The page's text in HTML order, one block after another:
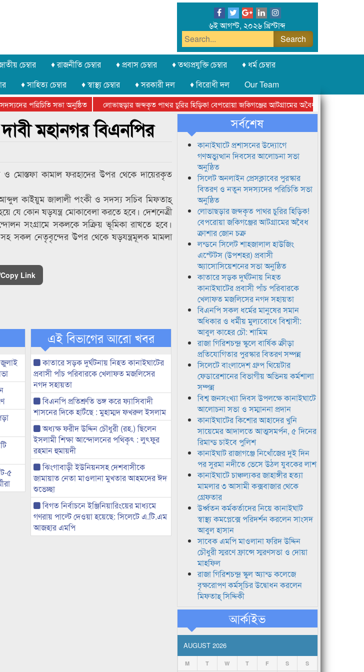
৬ই আগস্ট, ২০২৬ খ্রিস্টাব্দ
চেম্বার ♦ রাজনীতি চেম্বার ♦ প্রবাস চেম্বার ♦ তথ্যপ্রযুক্তি চেম্বার
♦ ধর্ম চেম্বার
♦ সাহিত্য চেম্বার ♦ স্বাস্থ্য চেম্বার ♦ সরকারী দল ♦ বিরোধী দল
Our Team
পরিচিতি সভা অনুষ্ঠিত
লোভাছড়ার জব্দকৃত পাথর চুরির হিড়িক! বেপরোয়া জকিগঞ্জের আটগ্রামের অবৈধ ক্রাশার জোন চক্র
৫ দিনের রিমান্ড চাইবে পুলিশ
মহানগর বিএনপির
মোস্তফা কামাল ফরহাদের উপর থেকে দায়েরকৃত
কাইয়ুম জালালী পংকী ও সদস্য সচিব মিফতাহ্
যে কোন ষড়যন্ত্র মোকাবেলা করতে হবে। দেশনেত্রী
সংগ্রামে সকলকে সক্রিয় ভূমিকা রাখতে হবে।
সকল নেতৃবৃন্দের উপর থেকে ষড়যন্ত্রমূলক মামলা
Copy Link
৫
এই বিভাগের আরো খবর
কাতারে সড়ক দুর্ঘটনায় নিহত কানাইঘাটের
প্রবাসী পাঁচ পরিবারকে খেলাফত মজলিসের
নগদ সহায়তা
বিএনপি প্রতিশ্রুতি ভঙ্গ করে ফ্যাসিবাদী
শাসনের দিকে হাটঁছে : মুহাম্মদ ফখরুল ইসলাম
অধ্যক্ষ ফরীদ উদ্দিন চৌধুরী (রহ.) ছিলেন
ইসলামী শিক্ষা আন্দোলনের পথিকৃৎ : লুৎফুর
রহমান হুমায়দী
ঝিংগাবাড়ী ইউনিয়নসহ দেশবাসীকে
জামায়াত নেতা মাওলানা মুখতার আহমদের ঈদ
শুভেচ্ছা
বিগত নির্বাচনে ইঞ্জিনিয়ারিংয়ের মাধ্যমে
গণরায় পাল্টে দেওয়া হয়েছে: সিলেটে এ.টি.এম
আজহার এমপি
সর্বশেষ
কানাইঘাটে প্রশাসনের উদ্যোগে
গণঅভ্যুত্থান দিবসের আলোচনা সভা
অনুষ্ঠিত
সিলেট অনলাইন প্রেসক্লাবের পুরস্কার
বিতরণ ও নতুন সদস্যদের পরিচিতি সভা
অনুষ্ঠিত
লোভাছড়ার জব্দকৃত পাথর চুরির হিড়িক!
বেপরোয়া জকিগঞ্জের আটগ্রামের অবৈধ
ক্রাশার জোন চক্র
লন্ডনে সিলেট শাহজালাল হাউজিং
এস্টেটস (উপশহর) প্রবাসী
অ্যাসোসিয়েশনের সভা অনুষ্ঠিত
কাতারে সড়ক দুর্ঘটনায় নিহত
কানাইঘাটের প্রবাসী পাঁচ পরিবারকে
খেলাফত মজলিসের নগদ সহায়তা
বিএনপি সকল ধর্মের মানুষের সমান
অধিকার ও ধর্মীয় মুল্যবোধে বিশ্বাসী:
আবুল কাহের চৌ: শামিম
রাজা গিরিশচন্দ্র স্কুলে বার্ষিক ক্রীড়া
প্রতিযোগিতার পুরস্কার বিতরণ সম্পন্ন
সিলেটে বাংলাদেশ গ্রুপ থিয়েটার
ফেডারেশানের বিভাগীয় অভিনয় কর্মশালা
সম্পন্ন
বিশ্ব জনসংখ্যা দিবস উপলক্ষে কানাইঘাটে
আলোচনা সভা ও সম্মাননা প্রদান
কানাইঘাটের কিশোর আহাদের খুনি
সায়েমের আদালতে আত্মসমর্পন, ৫ দিনের
রিমান্ড চাইবে পুলিশ
কানাইঘাট রাজাগঞ্জে নিখোঁজের দুই দিন
পর সুরমা নদীতে ভেসে উঠল যুবকের লাশ
কানাইঘাটে চাঞ্চল্যকর জাহাঙ্গীর হত্যা
মামলার ৩ আসামী কক্সবাজার থেকে
গ্রেফতার
উর্ধ্বতন কর্মকর্তাদের নিয়ে কানাইঘাট
স্বাস্থ্য কমপ্লেক্সে পরিদর্শন করলেন সাংসদ
আবুল হাসান
সাবেক এমপি মাওলানা ফরিদ উদ্দিন
চৌধুরী স্মরণে ফ্রান্সে স্মরণসভা ও দোয়া
মাহফিল
রাজা গিরিশচন্দ্র স্কুল অ্যান্ড কলেজে
বৃক্ষরোপণ কর্মসূচির উদ্বোধন করলেন
মিফতাহ্ সিদ্দিকী
আর্কাইভ
AUGUST 2026
M T W T F S S